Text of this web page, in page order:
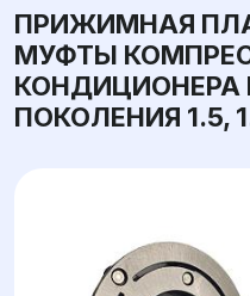
ПРИЖИМНАЯ
МУФТЫ
КОНДИЦИОНЕРА
ПОКОЛЕНИЯ 1.5,